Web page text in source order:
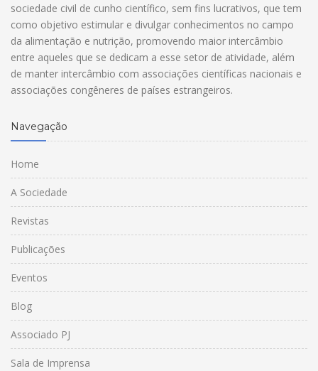
sociedade civil de cunho científico, sem fins lucrativos, que tem
como objetivo estimular e divulgar conhecimentos no campo
da alimentação e nutrição, promovendo maior intercâmbio
entre aqueles que se dedicam a esse setor de atividade, além
de manter intercâmbio com associações científicas nacionais e
associações congêneres de países estrangeiros.
Navegação
Home
A Sociedade
Revistas
Publicações
Eventos
Blog
Associado PJ
Sala de Imprensa